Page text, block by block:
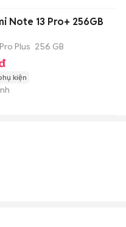
Note 13 Pro+ 256GB
Plus 256 GB
kiện